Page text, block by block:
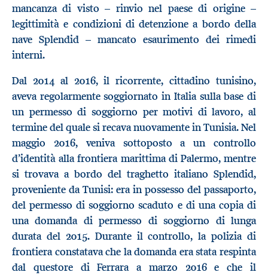
mancanza di visto – rinvio nel paese di origine –
legittimità e condizioni di detenzione a bordo della
nave Splendid – mancato esaurimento dei rimedi
interni.
Dal 2014 al 2016, il ricorrente, cittadino tunisino,
aveva regolarmente soggiornato in Italia sulla base di
un permesso di soggiorno per motivi di lavoro, al
termine del quale si recava nuovamente in Tunisia. Nel
maggio 2016, veniva sottoposto a un controllo
d’identità alla frontiera marittima di Palermo, mentre
si trovava a bordo del traghetto italiano Splendid,
proveniente da Tunisi: era in possesso del passaporto,
del permesso di soggiorno scaduto e di una copia di
una domanda di permesso di soggiorno di lunga
durata del 2015. Durante il controllo, la polizia di
frontiera constatava che la domanda era stata respinta
dal questore di Ferrara a marzo 2016 e che il